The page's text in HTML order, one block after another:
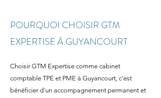
POURQUOI CHOISIR GTM
EXPERTISE À GUYANCOURT
Choisir GTM Expertise comme cabinet
comptable TPE et PME à Guyancourt, c'est
bénéficier d'un accompagnement permanent et